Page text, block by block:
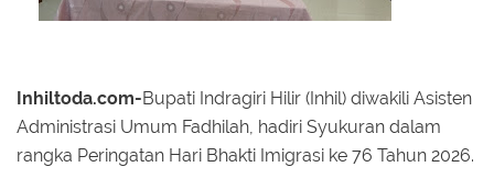
Inhiltoda.com-Bupati Indragiri Hilir (Inhil) diwakili Asisten
Administrasi Umum Fadhilah, hadiri Syukuran dalam
rangka Peringatan Hari Bhakti Imigrasi ke 76 Tahun 2026.